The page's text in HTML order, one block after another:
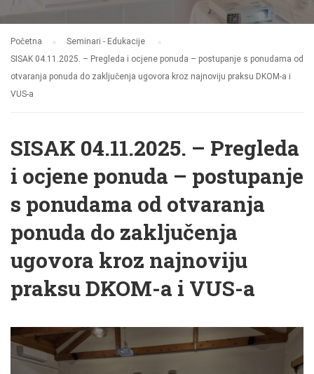
Početna
Seminari - Edukacije
SISAK 04.11.2025. – Pregleda i ocjene ponuda – postupanje s ponudama od
otvaranja ponuda do zaključenja ugovora kroz najnoviju praksu DKOM-a i
VUS-a
SISAK 04.11.2025. – Pregleda
i ocjene ponuda – postupanje
s ponudama od otvaranja
ponuda do zaključenja
ugovora kroz najnoviju
praksu DKOM-a i VUS-a